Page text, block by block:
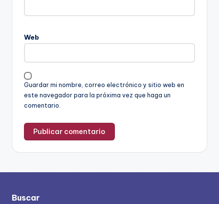
Web
Guardar mi nombre, correo electrónico y sitio web en
este navegador para la próxima vez que haga un
comentario.
Buscar